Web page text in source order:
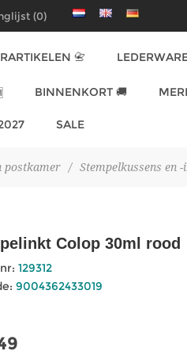
(0)
📇
BINNENKORT 🚚
SALE
postkamer / Stempelkussens en
Colop 30ml rood
129312
9004362433019